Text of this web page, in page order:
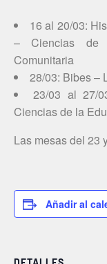
16 al 20/03:
– Ciencias de
Comunitaria
28/03: Bibes –
23/03 al 27/
Ciencias de la
Las mesas del 23
Añadir al